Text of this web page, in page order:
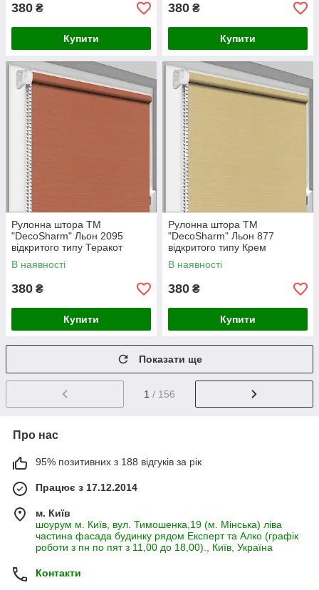
380 ₴
Купити
380 ₴
Купити
Рулонна штора ТМ
"DecoSharm" Льон 2095
відкритого типу Теракот
В наявності
380 ₴
Купити
Рулонна штора ТМ
"DecoSharm" Льон 877
відкритого типу Крем
В наявності
380 ₴
Купити
Показати ще
1 / 156
Про нас
95% позитивних з 188 відгуків за рік
Працює з 17.12.2014
м. Київ
шоурум м. Київ, вул. Тимошенка,19 (м. Мінська) ліва
частина фасада будинку рядом Експерт та Алко (графік
роботи з пн по пят з 11,00 до 18,00)., Київ, Україна
Контакти